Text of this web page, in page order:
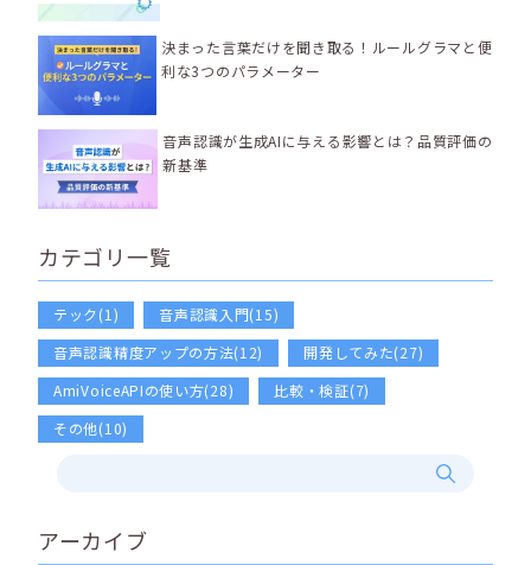
決まった言葉だけを聞き取る！ルールグラマと便
利な3つのパラメーター
音声認識が生成AIに与える影響とは？品質評価の
新基準
カテゴリ一覧
テック(1)
音声認識入門(15)
音声認識精度アップの方法(12)
開発してみた(27)
AmiVoiceAPIの使い方(28)
比較・検証(7)
その他(10)
アーカイブ